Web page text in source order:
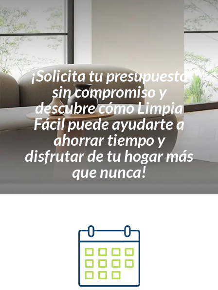
¡Solicita tu presupuesto
sin compromiso y
descubre cómo Limpia
Fácil puede ayudarte a
ahorrar tiempo y
disfrutar de tu hogar más
que nunca!